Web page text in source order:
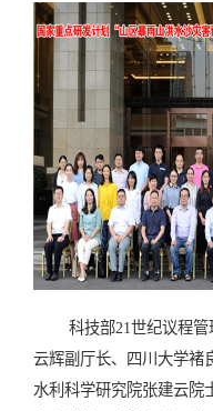
科技部21世纪议程
云辉副厅长、四川大学褚
水利科学研究院张建云院